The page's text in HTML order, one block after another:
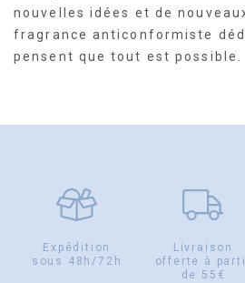
nouvelles idées et de
fragrance anticonformiste
pensent que tout est possible.
Expédition
sous 48h/72h
Livraison
offerte à
de 55€